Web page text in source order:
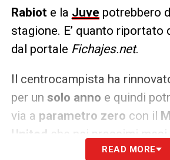
Rabiote la Juve potrebbero
stagione. E’ quanto riportato
dal portale Fichajes.net.
Il centrocampista ha
per un solo anno e quindi
via a parametro zero con il
United
che nei prossimi mesi
carica. I Red Devils sono
READ MORE